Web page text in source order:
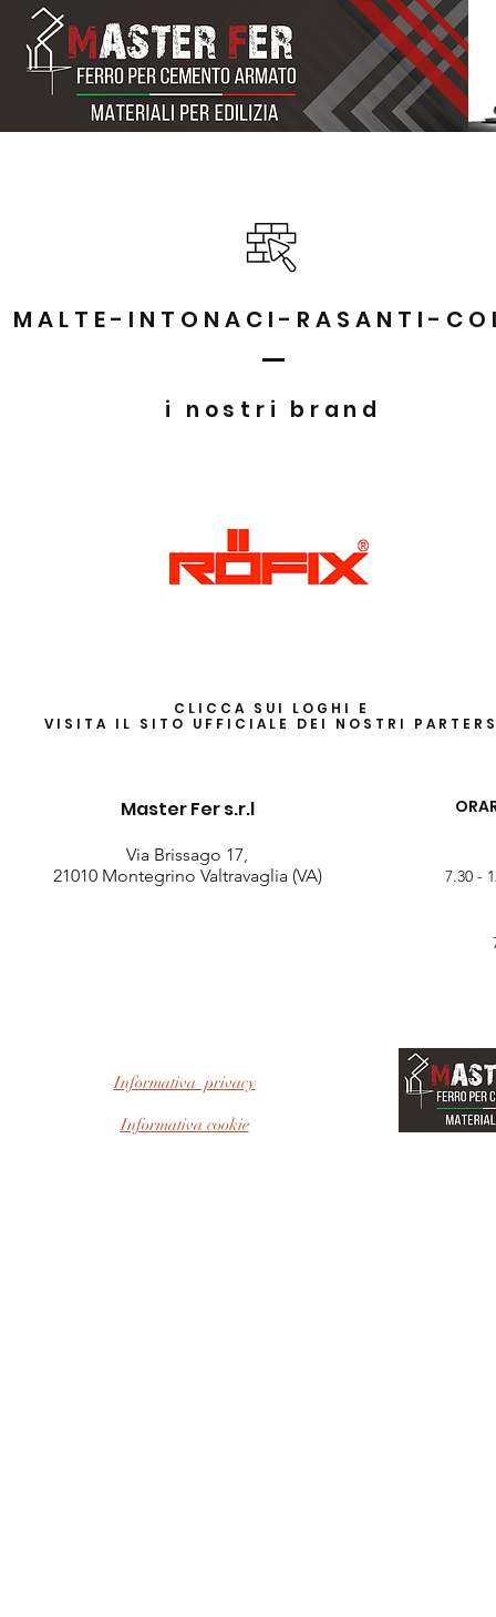
MALTE-INTONACI-RASANTI-
i nostri brand
CLICCA SUI LOGHI E
VISITA IL SITO UFFICIALE DEI NOSTRI
Master Fer s.r.l
Via Brissago 17,
21010 Montegrino Valtravaglia (VA)
7.30 -
Informativa privacy
Informativa cookie